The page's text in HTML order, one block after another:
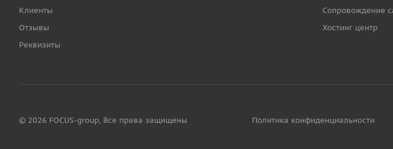
Клиенты
Отзывы
Реквизиты
Сопровождение
Хостинг центр
© 2026 FOCUS-group, Все права защищены Политика конфиденциальности